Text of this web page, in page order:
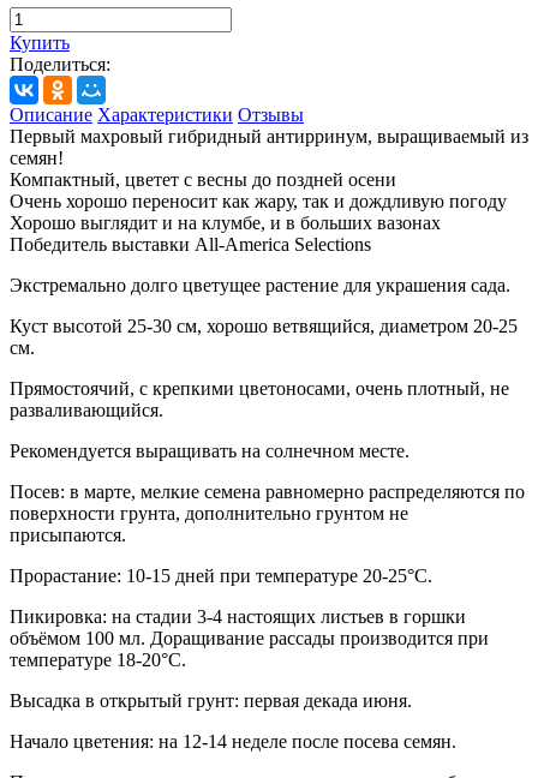
Купить
Поделиться:
Описание Характеристики Отзывы
Первый махровый гибридный антирринум, выращиваемый из
семян!
Компактный, цветет с весны до поздней осени
Очень хорошо переносит как жару, так и дождливую погоду
Хорошо выглядит и на клумбе, и в больших вазонах
Победитель выставки All-America Selections
Экстремально долго цветущее растение для украшения сада.
Куст высотой 25-30 см, хорошо ветвящийся, диаметром 20-25
см.
Прямостоячий, с крепкими цветоносами, очень плотный, не
разваливающийся.
Рекомендуется выращивать на солнечном месте.
Посев: в марте, мелкие семена равномерно распределяются по
поверхности грунта, дополнительно грунтом не
присыпаются.
Прорастание: 10-15 дней при температуре 20-25°С.
Пикировка: на стадии 3-4 настоящих листьев в горшки
объёмом 100 мл. Доращивание рассады производится при
температуре 18-20°С.
Высадка в открытый грунт: первая декада июня.
Начало цветения: на 12-14 неделе после посева семян.